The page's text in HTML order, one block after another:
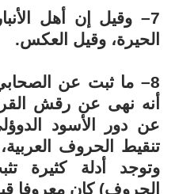
7– وقيل إن أهل
الحيرة، وقيل العكس.
8– ما ثبت عن
أنه نهى عن رقش
عن دور الأسود
تنقيط الحروف
وتوجد أدلة كثيرة
الحروف) كان معروفا